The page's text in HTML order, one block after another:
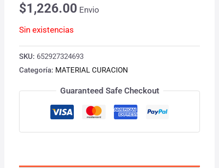
$1,226.00 Envio
Sin existencias
SKU: 652927324693
Categoría: MATERIAL CURACION
Guaranteed Safe Checkout